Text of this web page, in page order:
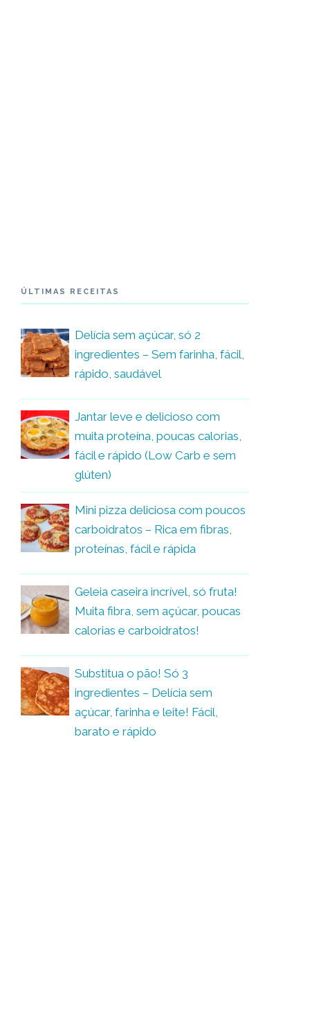
ÚLTIMAS RECEITAS
Delícia sem açúcar, só 2
ingredientes – Sem farinha, fácil,
rápido, saudável
Jantar leve e delicioso com
muita proteína, poucas calorias,
fácil e rápido (Low Carb e sem
glúten)
Mini pizza deliciosa com poucos
carboidratos – Rica em fibras,
proteínas, fácil e rápida
Geleia caseira incrível, só fruta!
Muita fibra, sem açúcar, poucas
calorias e carboidratos!
Substitua o pão! Só 3
ingredientes – Delícia sem
açúcar, farinha e leite! Fácil,
barato e rápido